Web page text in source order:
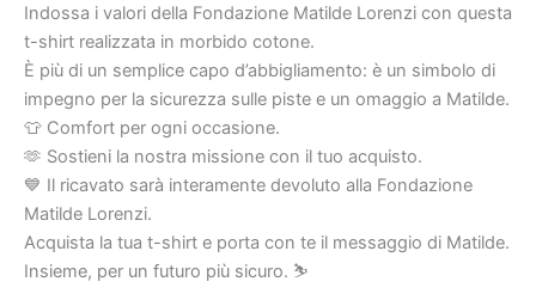
Indossa i valori della Fondazione Matilde Lorenzi con questa
t-shirt realizzata in morbido cotone.
È più di un semplice capo d’abbigliamento: è un simbolo di
impegno per la sicurezza sulle piste e un omaggio a Matilde.
👕 Comfort per ogni occasione.
🫶 Sostieni la nostra missione con il tuo acquisto.
💙 Il ricavato sarà interamente devoluto alla Fondazione
Matilde Lorenzi.
Acquista la tua t-shirt e porta con te il messaggio di Matilde.
Insieme, per un futuro più sicuro. ⛷️